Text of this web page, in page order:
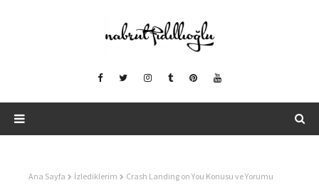
Ana Sayfa İzlediklerim Crash Landing on You Konusu ve Yorumu